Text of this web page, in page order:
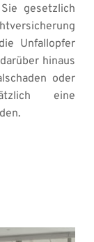
gesetzlich
Unfallopfer
hinaus
oder
eine